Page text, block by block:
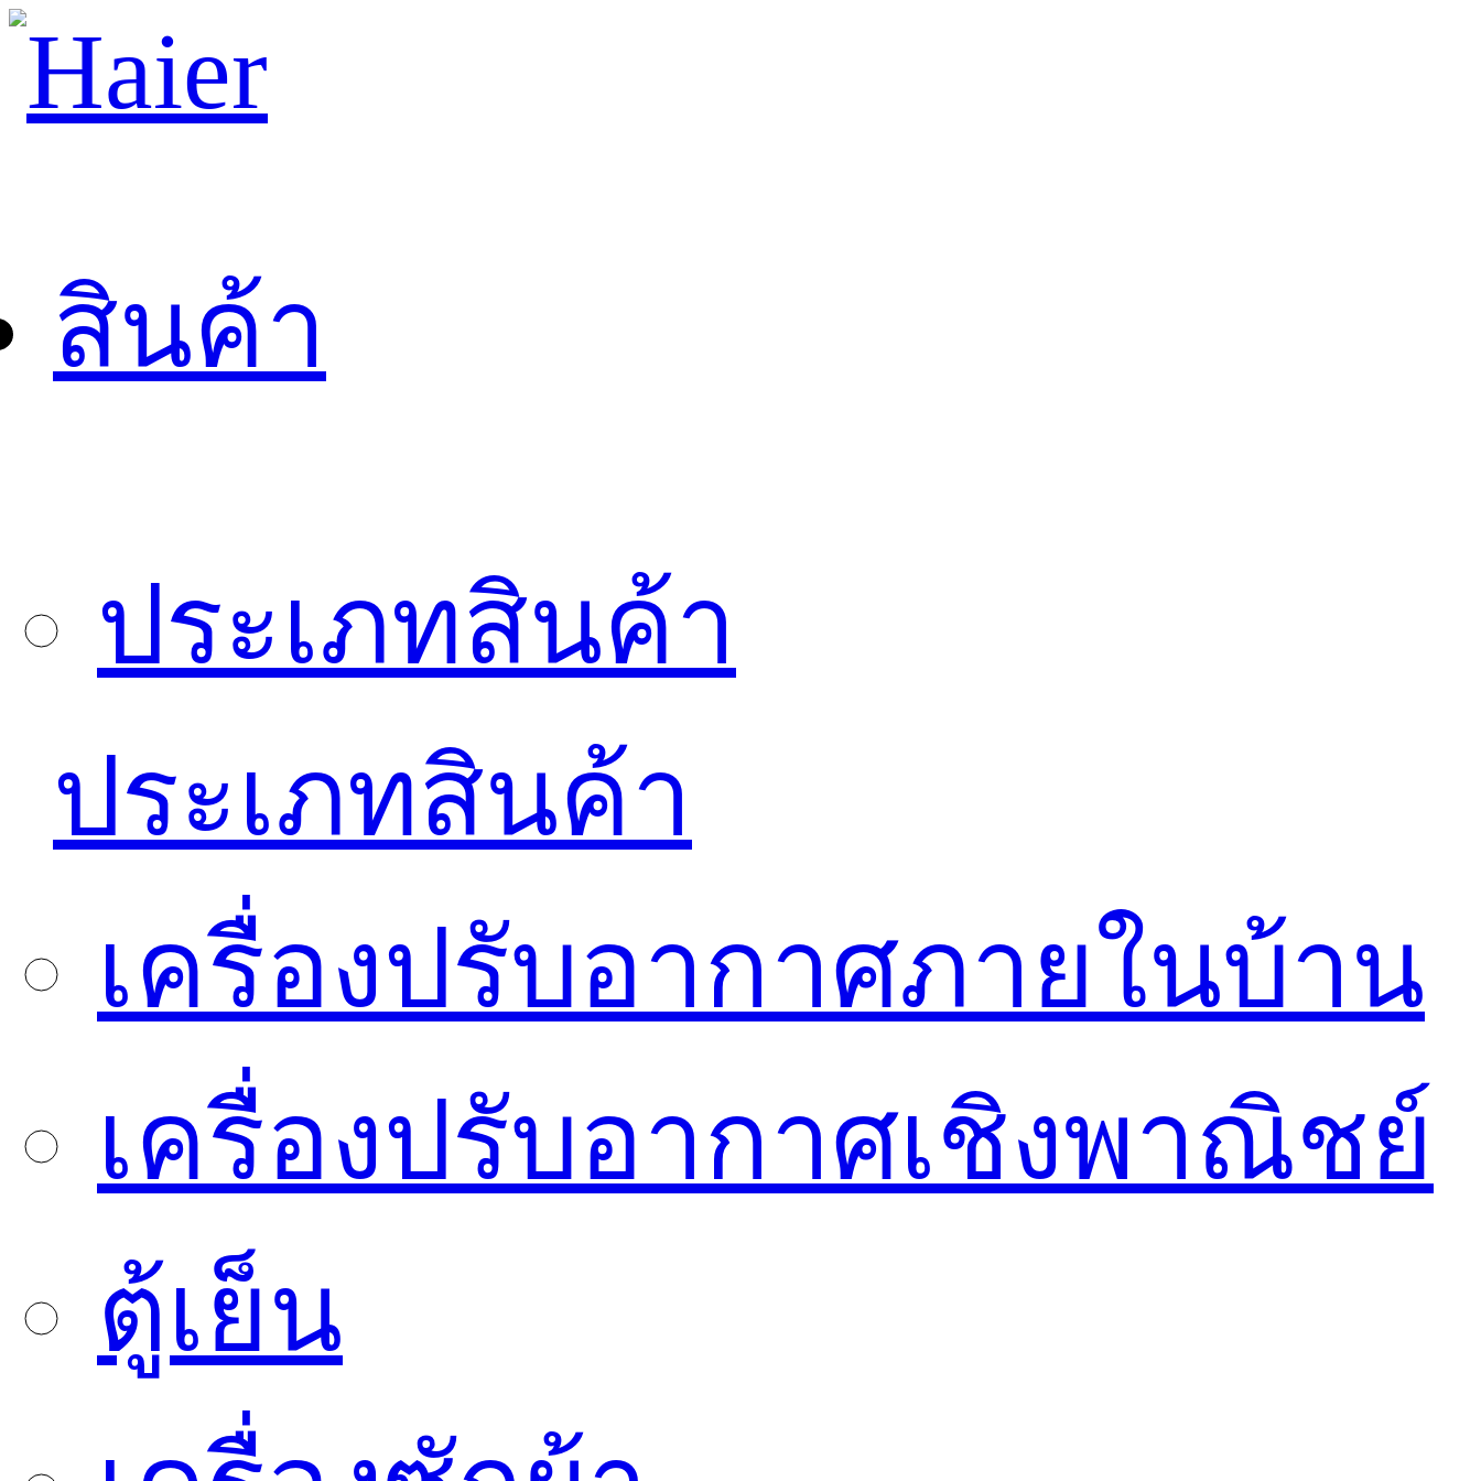
สินค้า
ประเภทสินค้า
ประเภทสินค้า
เครื่องปรับอากาศภายในบ้าน
เครื่องปรับอากาศเชิงพาณิชย์
ตู้เย็น